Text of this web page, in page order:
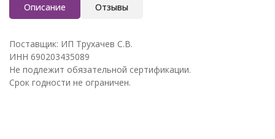
Описание Отзывы
Поставщик: ИП Трухачев С.В.
ИНН 690203435089
Не подлежит обязательной сертификации.
Срок годности не ограничен.